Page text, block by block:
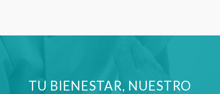
TU BIENESTAR, NUESTRO